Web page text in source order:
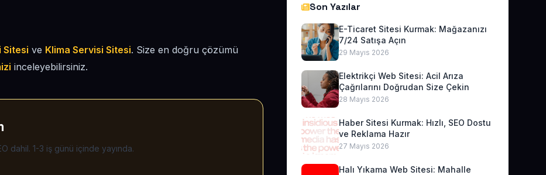
Sitesi ve Klima Servisi Sitesi. Size en doğru çözümü
inceleyebilirsiniz.
dahil. 1-3 iş günü içinde yayında.
Son Yazılar
E-Ticaret Sitesi Kurmak: Mağazanızı
7/24 Satışa Açın
29 Mayıs 2026
Elektrikçi Web Sitesi: Acil Arıza
Çağrılarını Doğrudan Size Çekin
28 Mayıs 2026
Haber Sitesi Kurmak: Hızlı, SEO Dostu
ve Reklama Hazır
27 Mayıs 2026
Halı Yıkama Web Sitesi: Mahalle